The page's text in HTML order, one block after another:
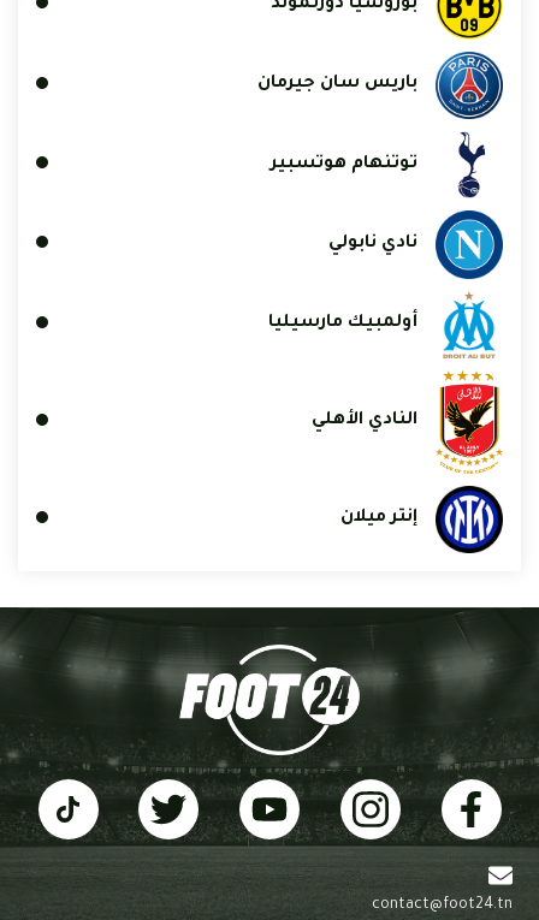
بوروسيا دورتموند
باريس سان جيرمان
توتنهام هوتسبير
نادي نابولي
أولمبيك مارسيليا
النادي الأهلي
إنتر ميلان
contact@foot24.tn